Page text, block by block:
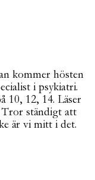
kommer hösten
i psykiatri.
10, 12, 14. Läser
Tror ständigt att
är vi mitt i det.